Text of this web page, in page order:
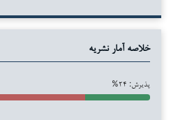
خلاصه آمار نشریه
پذیرش: ۲۴%